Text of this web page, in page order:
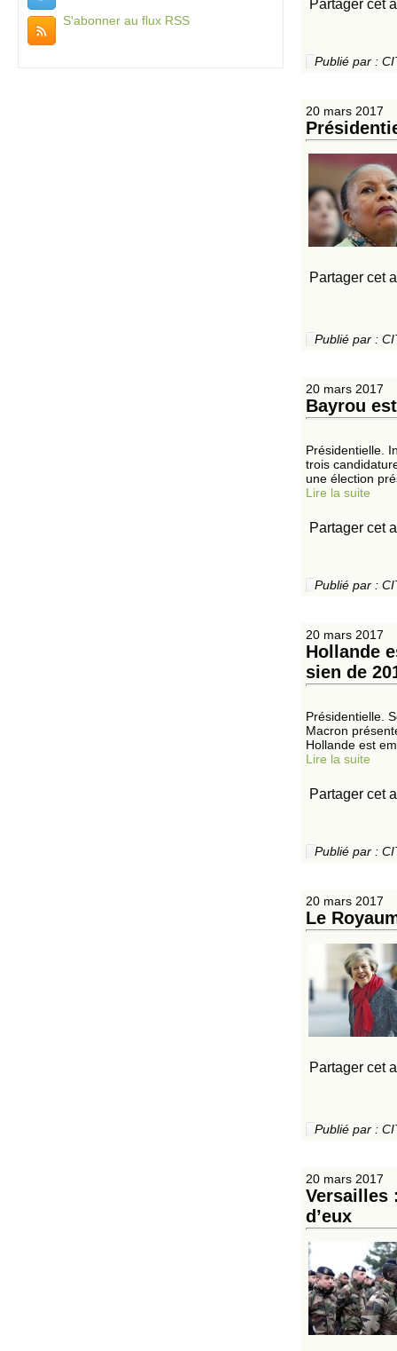
S'abonner au flux RSS
Partager cet
Publié par :
20 mars 2017
Partager cet
Publié par :
20 mars 2017
Bayrou
Présidentielle.
trois
une élection
Lire la suite
Partager cet
Publié par :
20 mars 2017
Hollande
sien de
Présidentielle.
Macron
Hollande est
Lire la suite
Partager cet
Publié par :
20 mars 2017
Le
Partager cet
Publié par :
20 mars 2017
Versailles
d’eux